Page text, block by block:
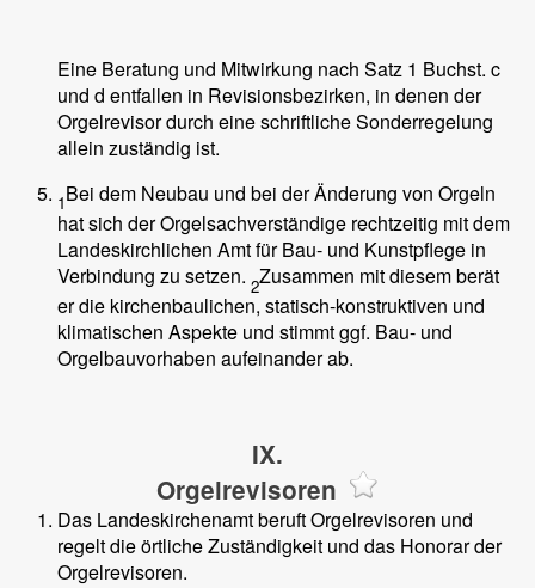
Eine Beratung und Mitwirkung nach Satz 1 Buchst. c
und d entfallen in Revisionsbezirken, in denen der
Orgelrevisor durch eine schriftliche Sonderregelung
allein zuständig ist.
1Bei dem Neubau und bei der Änderung von Orgeln
hat sich der Orgelsachverständige rechtzeitig mit dem
Landeskirchlichen Amt für Bau- und Kunstpflege in
Verbindung zu setzen. 2Zusammen mit diesem berät
er die kirchenbaulichen, statisch-konstruktiven und
klimatischen Aspekte und stimmt ggf. Bau- und
Orgelbauvorhaben aufeinander ab.
IX.
Orgelrevisoren
Das Landeskirchenamt beruft Orgelrevisoren und
regelt die örtliche Zuständigkeit und das Honorar der
Orgelrevisoren.